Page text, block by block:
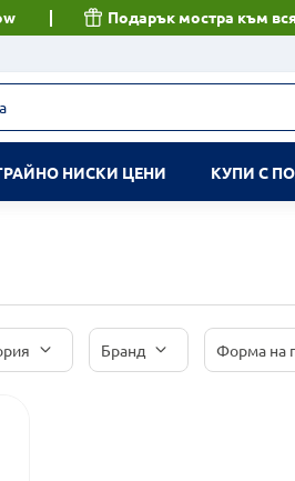
Подарък мостра към
НИСКИ ЦЕНИ КУПИ С
Бранд Форма на